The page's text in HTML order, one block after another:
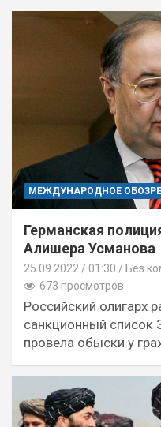
МЕЖДУНАРОДНОЕ
Германская
Алишера Усманова
25.09.2022 01:30 / Без
673 просмотров
Российский олигарх
санкционный список
провела обыски у